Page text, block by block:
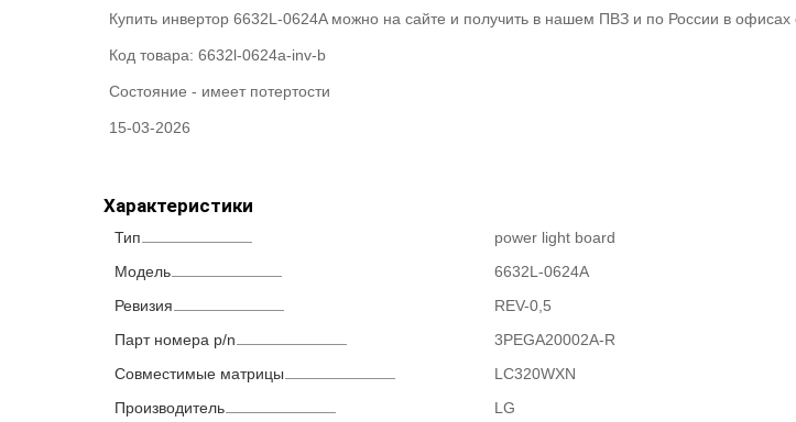
Купить инвертор 6632L-0624A можно на сайте и получить в нашем ПВЗ и по России в офисах
Код товара: 6632l-0624a-inv-b
Состояние - имеет потертости
15-03-2026
Характеристики
Тип
power light board
Модель
6632L-0624A
Ревизия
REV-0,5
Парт номера p/n
3PEGA20002A-R
Совместимые матрицы
LC320WXN
Производитель
LG